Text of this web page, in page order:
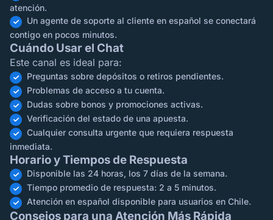
atención.
Un agente de soporte al cliente en español se conectará
contigo en pocos minutos.
Cuándo Usar el Chat
Este canal es ideal para:
Preguntas sobre depósitos o retiros pendientes.
Problemas de acceso a tu cuenta.
Dudas sobre bonos y promociones activas.
Verificación del estado de una apuesta.
Cualquier consulta urgente que requiera respuesta
inmediata.
Horario y Tiempos de Respuesta
Disponible las 24 horas, los 7 días de la semana.
Tiempo promedio de respuesta: 2 a 5 minutos.
Atención en español disponible para usuarios en Chile.
Consejos para una Atención Más Rápida